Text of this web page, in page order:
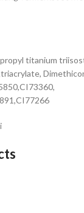
titanium